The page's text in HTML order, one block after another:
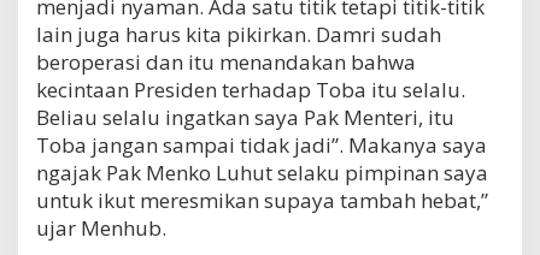
menjadi nyaman. Ada satu titik tetapi titik-titik
lain juga harus kita pikirkan. Damri sudah
beroperasi dan itu menandakan bahwa
kecintaan Presiden terhadap Toba itu selalu.
Beliau selalu ingatkan saya Pak Menteri, itu
Toba jangan sampai tidak jadi”. Makanya saya
ngajak Pak Menko Luhut selaku pimpinan saya
untuk ikut meresmikan supaya tambah hebat,”
ujar Menhub.